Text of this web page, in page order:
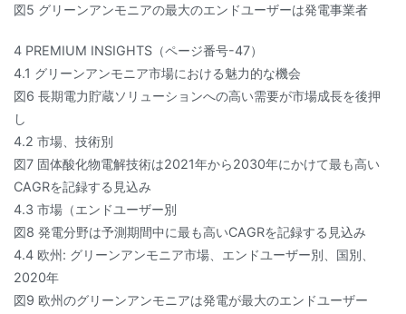
図5 グリーンアンモニアの最大のエンドユーザーは発電事業者
4 PREMIUM INSIGHTS（ページ番号-47）
4.1 グリーンアンモニア市場における魅力的な機会
図6 長期電力貯蔵ソリューションへの高い需要が市場成長を後押
し
4.2 市場、技術別
図7 固体酸化物電解技術は2021年から2030年にかけて最も高い
CAGRを記録する見込み
4.3 市場（エンドユーザー別
図8 発電分野は予測期間中に最も高いCAGRを記録する見込み
4.4 欧州: グリーンアンモニア市場、エンドユーザー別、国別、
2020年
図9 欧州のグリーンアンモニアは発電が最大のエンドユーザー